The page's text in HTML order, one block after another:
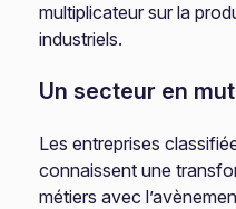
multiplicateur sur la
industriels.
Un secteur en
Les entreprises
connaissent une
métiers avec